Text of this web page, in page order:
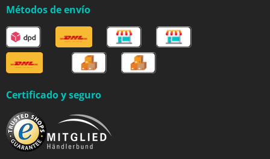
Métodos de envío
Certificado y seguro